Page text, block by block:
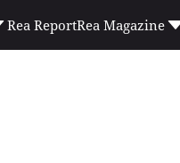
Rea ReportRea Magazine